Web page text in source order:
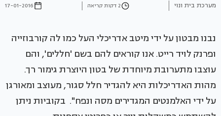
מערכת בית ונוי 2 דקות קריאה 17-01-2016
נבנו מבטון על ידי מיטב אדריכלי העל כמו לה קורבוזייה
ופרנק לויד רייט. אנו קוראים להם בשם 'חללים', והם
עוצבו מתערובת מיוחדת של בטון היוצרת גימור רך.
מהות האדריכלות היא להגדיר חלל סגור, מעוצב ומאורגן
על ידי האלמנטים המגדירים מסה ונפח". בקוביות ניתן